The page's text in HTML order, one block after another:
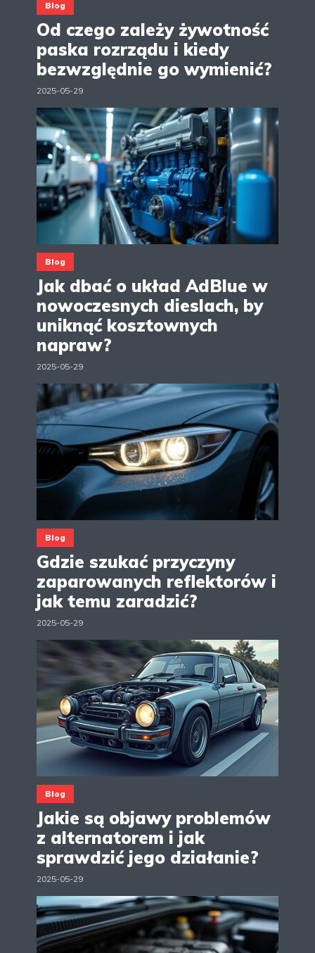
Blog
Od czego zależy żywotność
paska rozrządu i kiedy
bezwzględnie go wymienić?
2025-05-29
Blog
Jak dbać o układ AdBlue w
nowoczesnych dieslach, by
uniknąć kosztownych
napraw?
2025-05-29
Blog
Gdzie szukać przyczyny
zaparowanych reflektorów i
jak temu zaradzić?
2025-05-29
Blog
Jakie są objawy problemów
z alternatorem i jak
sprawdzić jego działanie?
2025-05-29